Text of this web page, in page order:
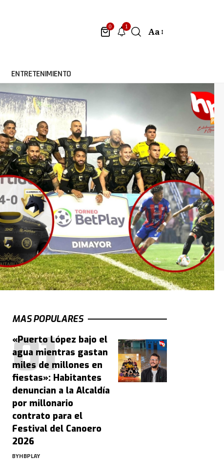
0 1 Aa
ENTRETENIMIENTO
MAS POPULARES
«Puerto López bajo el
agua mientras gastan
miles de millones en
fiestas»: Habitantes
denuncian a la Alcaldía
por millonario
contrato para el
Festival del Canoero
2026
BYHBPLAY